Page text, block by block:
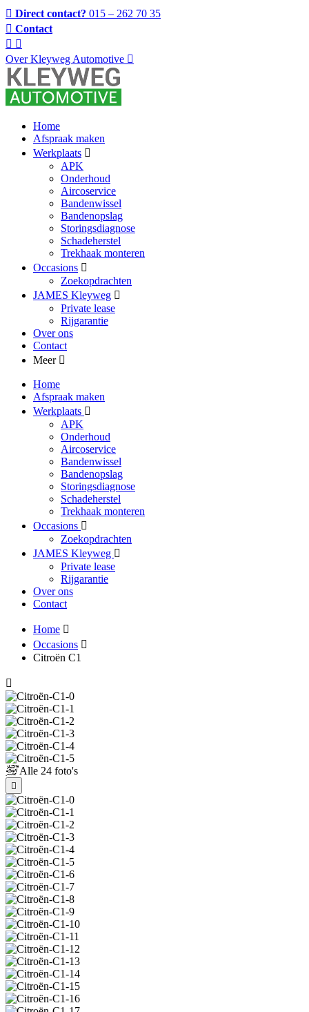
Direct contact? 015 – 262 70 35
Contact
Over Kleyweg Automotive
Home
Afspraak maken
Werkplaats
APK
Onderhoud
Aircoservice
Bandenwissel
Bandenopslag
Storingsdiagnose
Schadeherstel
Trekhaak monteren
Occasions
Zoekopdrachten
JAMES Kleyweg
Private lease
Rijgarantie
Over ons
Contact
Meer
Home
Afspraak maken
Werkplaats
APK
Onderhoud
Aircoservice
Bandenwissel
Bandenopslag
Storingsdiagnose
Schadeherstel
Trekhaak monteren
Occasions
Zoekopdrachten
JAMES Kleyweg
Private lease
Rijgarantie
Over ons
Contact
Home
Occasions
Citroën C1
Alle 24 foto's